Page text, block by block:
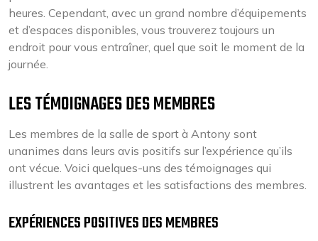
heures. Cependant, avec un grand nombre d’équipements
et d’espaces disponibles, vous trouverez toujours un
endroit pour vous entraîner, quel que soit le moment de la
journée.
LES TÉMOIGNAGES DES MEMBRES
Les membres de la salle de sport à Antony sont
unanimes dans leurs avis positifs sur l’expérience qu’ils
ont vécue. Voici quelques-uns des témoignages qui
illustrent les avantages et les satisfactions des membres.
EXPÉRIENCES POSITIVES DES MEMBRES